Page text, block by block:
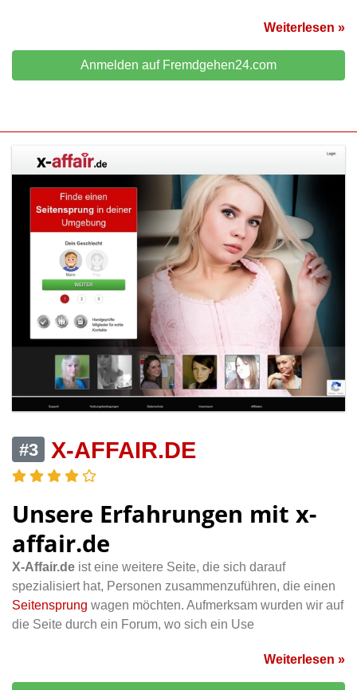
Weiterlesen »
Anmelden auf Fremdgehen24.com
#3 X-AFFAIR.DE
Unsere Erfahrungen mit x-
affair.de
X-Affair.de ist eine weitere Seite, die sich darauf
spezialisiert hat, Personen zusammenzuführen, die einen
Seitensprung wagen möchten. Aufmerksam wurden wir auf
die Seite durch ein Forum, wo sich ein Use
Weiterlesen »